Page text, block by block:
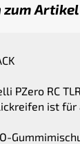
zum Artikel
PZero RC
ist für